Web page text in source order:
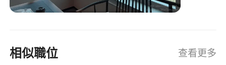
相似職位 查看更多